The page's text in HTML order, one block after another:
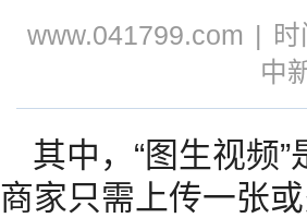
www.041799.com
中
其中，“图生视频
商家只需上传一张